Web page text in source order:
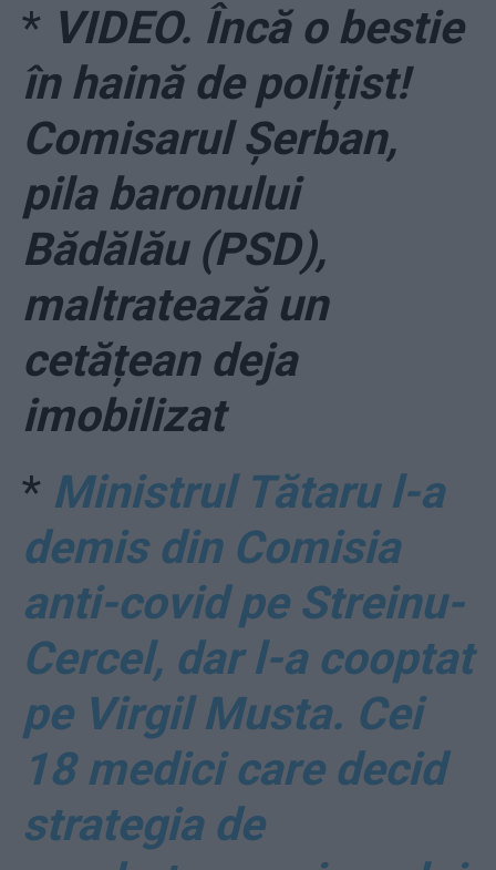
* VIDEO. Încă o bestie
în haină de polițist!
Comisarul Șerban,
pila baronului
Bădălău (PSD),
maltratează un
cetățean deja
imobilizat
* Ministrul Tătaru l-a
demis din Comisia
anti-covid pe Streinu-
Cercel, dar l-a cooptat
pe Virgil Musta. Cei
18 medici care decid
strategia de